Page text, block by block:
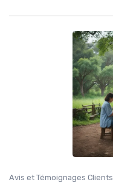
Avis et Témoignages Clients